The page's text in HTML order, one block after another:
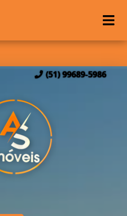
(51) 99689-5986